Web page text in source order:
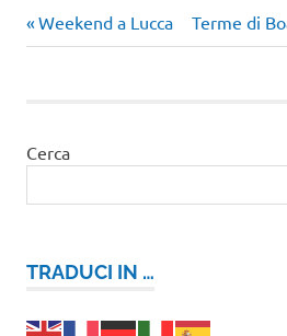
Navigazione
Articolo
precedente:
Weekend a Lucca
Articolo
successivo:
Terme di
Cerca
TRADUCI IN …